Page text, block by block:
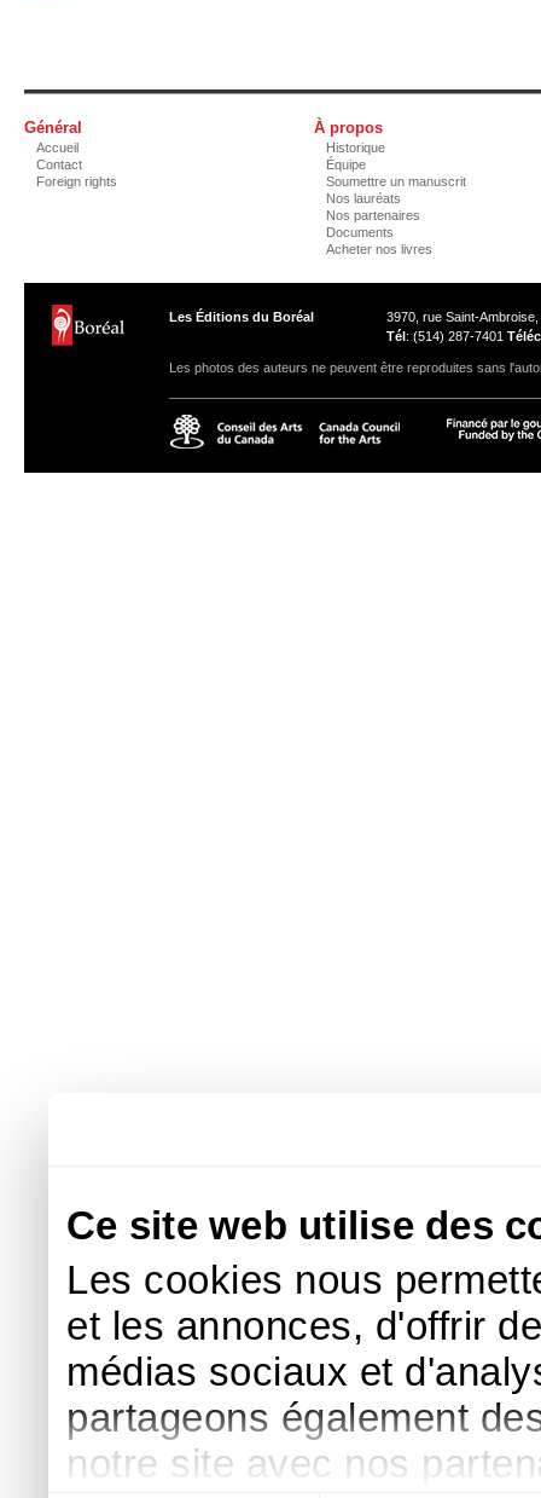
Ce site web utilise des
Les cookies nous
et les annonces, d'offrir
médias sociaux et
partageons également
notre site avec nos
Général
Accueil
Contact
Foreign rights
À propos
Historique
Équipe
Soumettre un manuscrit
Nos lauréats
Nos partenaires
Documents
Acheter nos livres
Les Éditions du Boréal
3970, rue Saint-
Tél: (514) 287-7401 Téléc
Les photos des auteurs ne peuvent être reproduites sans